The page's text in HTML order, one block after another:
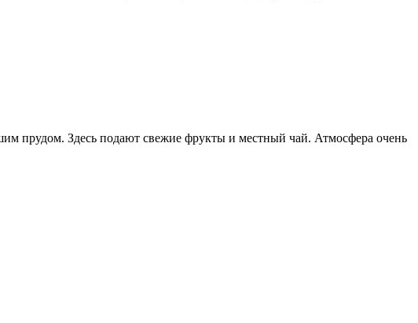
прудом. Здесь подают свежие фрукты и местный чай. Атмосфера очень